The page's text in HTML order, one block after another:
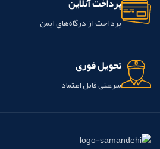
پرداخت از درگاه‌های ایمن
تحویل فوری
سرعتی قابل اعتماد